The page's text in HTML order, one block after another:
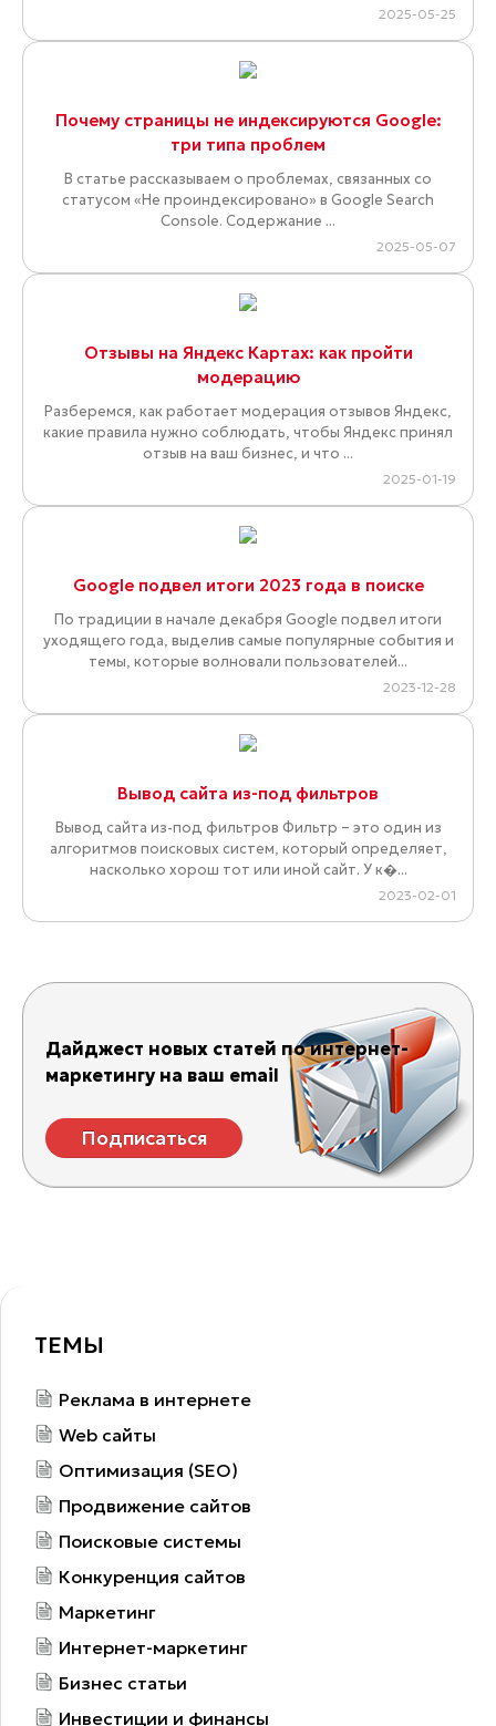
2025-05-25
Почему страницы не индексируются Google:
три типа проблем
В статье рассказываем о проблемах, связанных со
статусом «Не проиндексировано» в Google Search
Console. Содержание ...
2025-05-07
Отзывы на Яндекс Картах: как пройти
модерацию
Разберемся, как работает модерация отзывов Яндекс,
какие правила нужно соблюдать, чтобы Яндекс принял
отзыв на ваш бизнес, и что ...
2025-01-19
Google подвел итоги 2023 года в поиске
По традиции в начале декабря Google подвел итоги
уходящего года, выделив самые популярные события и
темы, которые волновали пользователей...
2023-12-28
Вывод сайта из-под фильтров
Вывод сайта из-под фильтров Фильтр – это один из
алгоритмов поисковых систем, который определяет,
насколько хорош тот или иной сайт. У к�...
2023-02-01
Дайджест новых статей по интернет-
маркетингу на ваш email
Подписаться
ТЕМЫ
Реклама в интернете
Web сайты
Оптимизация (SEO)
Продвижение сайтов
Поисковые системы
Конкуренция сайтов
Маркетинг
Интернет-маркетинг
Бизнес статьи
Инвестиции и финансы